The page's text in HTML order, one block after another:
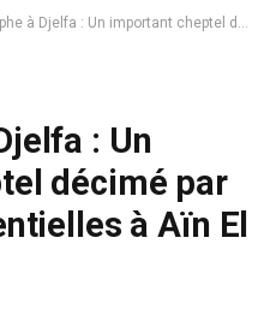
: Un important cheptel décimé par des pluies torrentielles à Aïn El Bel
: Un
décimé par
à Aïn El